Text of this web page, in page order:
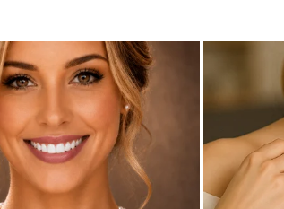
marcă înregistrată în 27 de țări. Toate
perle este însoțită de un certificat de
naturale în fiecare zi – cu